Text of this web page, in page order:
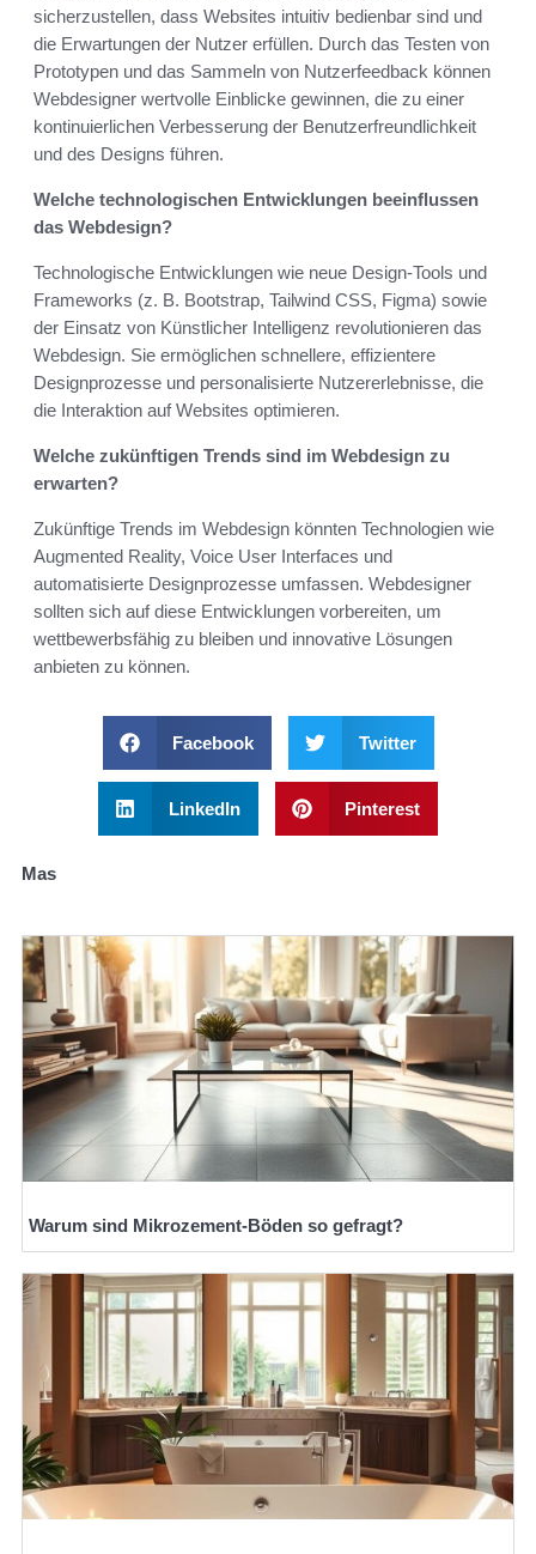
sicherzustellen, dass Websites intuitiv bedienbar sind und
die Erwartungen der Nutzer erfüllen. Durch das Testen von
Prototypen und das Sammeln von Nutzerfeedback können
Webdesigner wertvolle Einblicke gewinnen, die zu einer
kontinuierlichen Verbesserung der Benutzerfreundlichkeit
und des Designs führen.
Welche technologischen Entwicklungen beeinflussen
das Webdesign?
Technologische Entwicklungen wie neue Design-Tools und
Frameworks (z. B. Bootstrap, Tailwind CSS, Figma) sowie
der Einsatz von Künstlicher Intelligenz revolutionieren das
Webdesign. Sie ermöglichen schnellere, effizientere
Designprozesse und personalisierte Nutzererlebnisse, die
die Interaktion auf Websites optimieren.
Welche zukünftigen Trends sind im Webdesign zu
erwarten?
Zukünftige Trends im Webdesign könnten Technologien wie
Augmented Reality, Voice User Interfaces und
automatisierte Designprozesse umfassen. Webdesigner
sollten sich auf diese Entwicklungen vorbereiten, um
wettbewerbsfähig zu bleiben und innovative Lösungen
anbieten zu können.
Facebook Twitter
LinkedIn Pinterest
Mas
Warum sind Mikrozement-Böden so gefragt?